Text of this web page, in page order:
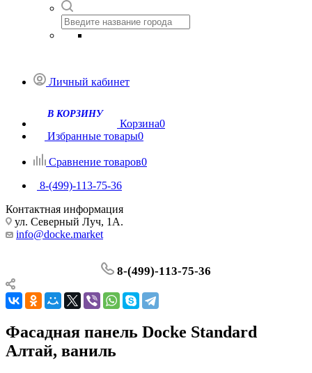
Личный кабинет
Корзина0
Избранные товары0
Сравнение товаров0
8-(499)-113-75-36
Контактная информация
ул. Северный Луч, 1А.
info@docke.market
8-(499)-113-75-36
Фасадная панель Docke Standard
Алтай, ваниль